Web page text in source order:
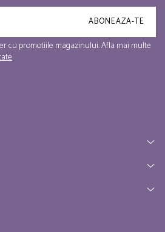
cu promotiile magazinului. Afla mai multe